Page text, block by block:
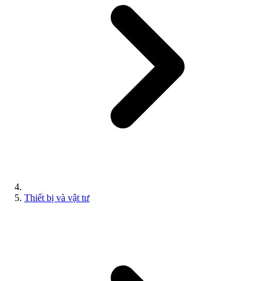
Thiết bị và vật tư